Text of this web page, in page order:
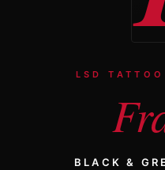
Studios
Loyalty
Journal
LSD
BLACK &